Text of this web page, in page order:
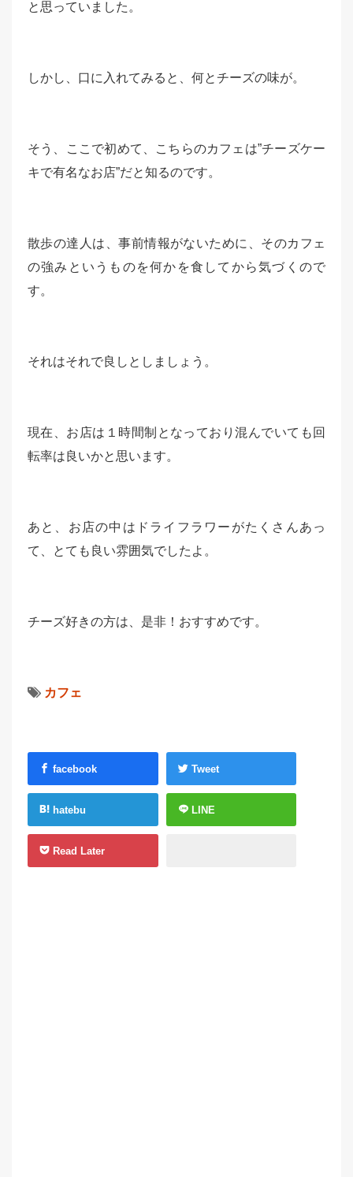
と思っていました。
しかし、口に入れてみると、何とチーズの味が。
そう、ここで初めて、こちらのカフェは”チーズケー
キで有名なお店”だと知るのです。
散歩の達人は、事前情報がないために、そのカフェ
の強みというものを何かを食してから気づくので
す。
それはそれで良しとしましょう。
現在、お店は１時間制となっており混んでいても回
転率は良いかと思います。
あと、お店の中はドライフラワーがたくさんあっ
て、とても良い雰囲気でしたよ。
チーズ好きの方は、是非！おすすめです。
カフェ
facebook Tweet
hatebu LINE
Read Later